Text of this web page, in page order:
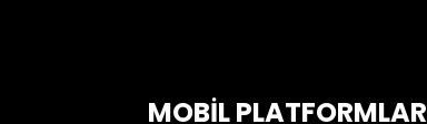
MOBİL PLATFORMLAR